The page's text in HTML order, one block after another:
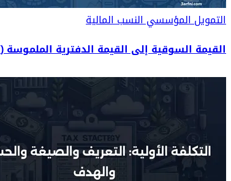
التمويل المؤسسيالنسب المالية
القيمة السوقية إلى القيمة الدفترية الملموسة (PTBV): التعريف والحساب